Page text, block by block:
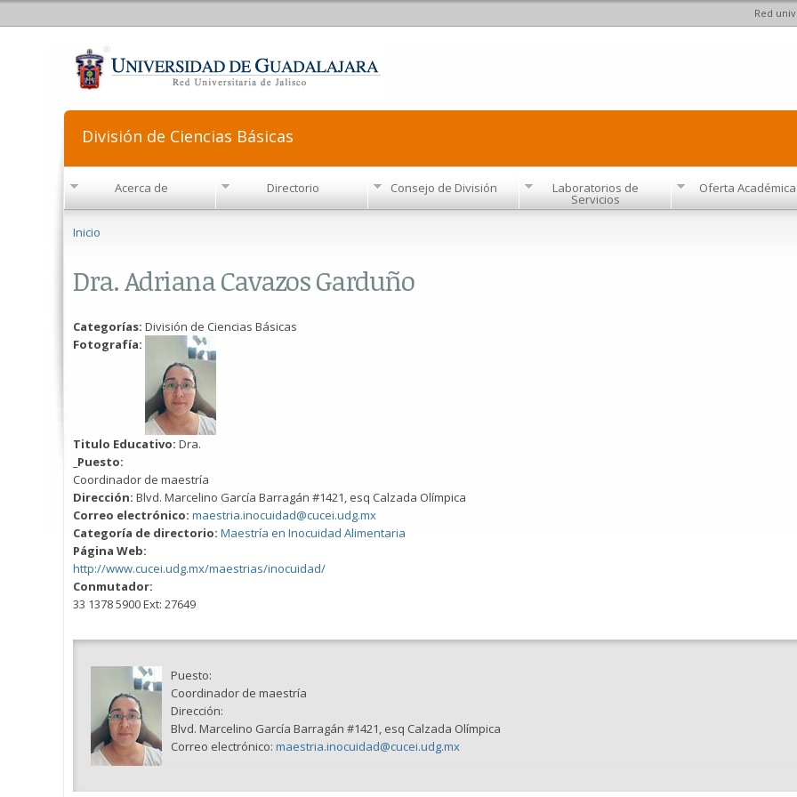
Red
División de Ciencias Básicas
Acerca de Directorio Consejo de División Laboratorios de
Servicios
Oferta Académica
Inicio
Dra. Adriana Cavazos Garduño
Categorías: División de Ciencias Básicas
Fotografía:
Titulo Educativo: Dra.
_Puesto:
Coordinador de maestría
Dirección: Blvd. Marcelino García Barragán #1421, esq Calzada Olímpica
Correo electrónico: maestria.inocuidad@cucei.udg.mx
Categoría de directorio: Maestría en Inocuidad Alimentaria
Página Web:
http://www.cucei.udg.mx/maestrias/inocuidad/
Conmutador:
33 1378 5900 Ext: 27649
Puesto:
Coordinador de maestría
Dirección:
Blvd. Marcelino García Barragán #1421, esq Calzada Olímpica
Correo electrónico: maestria.inocuidad@cucei.udg.mx